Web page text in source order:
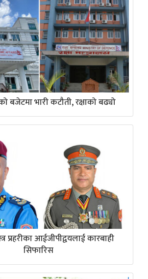
बजेटमा भारी कटौती, रक्षाको बढ्यो
प्रहरीका आईजीपीद्वयलाई कारबाही
सिफारिस